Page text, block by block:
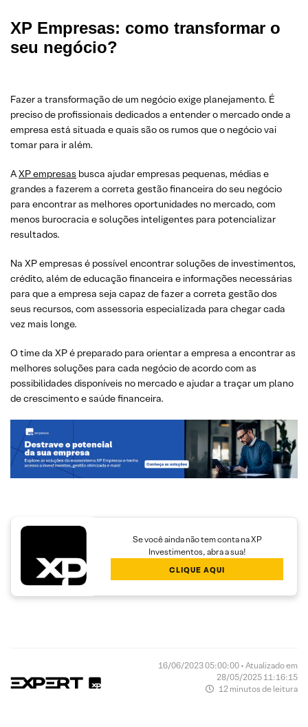
XP Empresas: como transformar o
seu negócio?
Fazer a transformação de um negócio exige planejamento. É
preciso de profissionais dedicados a entender o mercado onde a
empresa está situada e quais são os rumos que o negócio vai
tomar para ir além.
AXP empresas busca ajudar empresas pequenas, médias e
grandes a fazerem a correta gestão financeira do seu negócio
para encontrar as melhores oportunidades no mercado, com
menos burocracia e soluções inteligentes para potencializar
resultados.
Na XP empresas é possível encontrar soluções de investimentos,
crédito, além de educação financeira e informações necessárias
para que a empresa seja capaz de fazer a correta gestão dos
seus recursos, com assessoria especializada para chegar cada
vez mais longe.
O time da XP é preparado para orientar a empresa a encontrar as
melhores soluções para cada negócio de acordo com as
possibilidades disponíveis no mercado e ajudar a traçar um plano
de crescimento e saúde financeira.
Se você ainda não tem conta na XP
Investimentos, abra a sua!
CLIQUE AQUI
16/06/2023 05:00:00 • Atualizado em
28/05/2025 11:16:15
12 minutos de leitura